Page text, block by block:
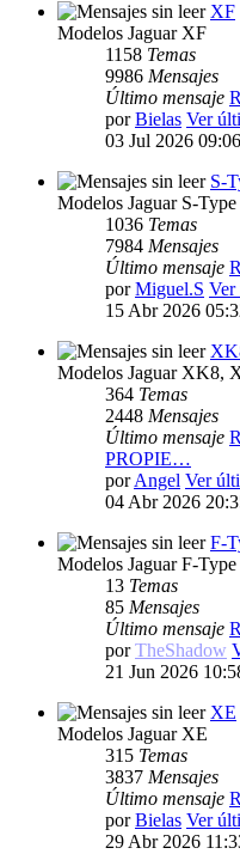
XF
Modelos Jaguar XF
1158 Temas
9986 Mensajes
Último mensaje
porBielas Ver
03 Jul 2026 09:06
S-
Modelos Jaguar S-Type
1036 Temas
7984 Mensajes
Último mensaje
porMiguel.S Ver
15 Abr 2026
Modelos Jaguar XK8,
364 Temas
2448 Mensajes
Último mensaje
PROPIE…
porAngel Ver
04 Abr 2026
F-
Modelos Jaguar F-Type
13 Temas
85 Mensajes
Último mensaje
porTheShadow
21 Jun 2026
XE
Modelos Jaguar XE
315 Temas
3837 Mensajes
Último mensaje
porBielas Ver
29 Abr 2026